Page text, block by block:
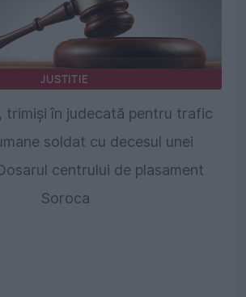
JUSTITIE
trimiși în judecată pentru trafic
soldat cu decesul unei
centrului de plasament
Soroca